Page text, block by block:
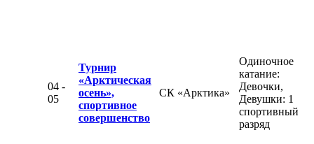
04 -
05
Турнир
«Арктическая
осень»,
спортивное
совершенство
СК «Арктика»
Одиночное
катание:
Девочки,
Девушки: 1
спортивный
разряд